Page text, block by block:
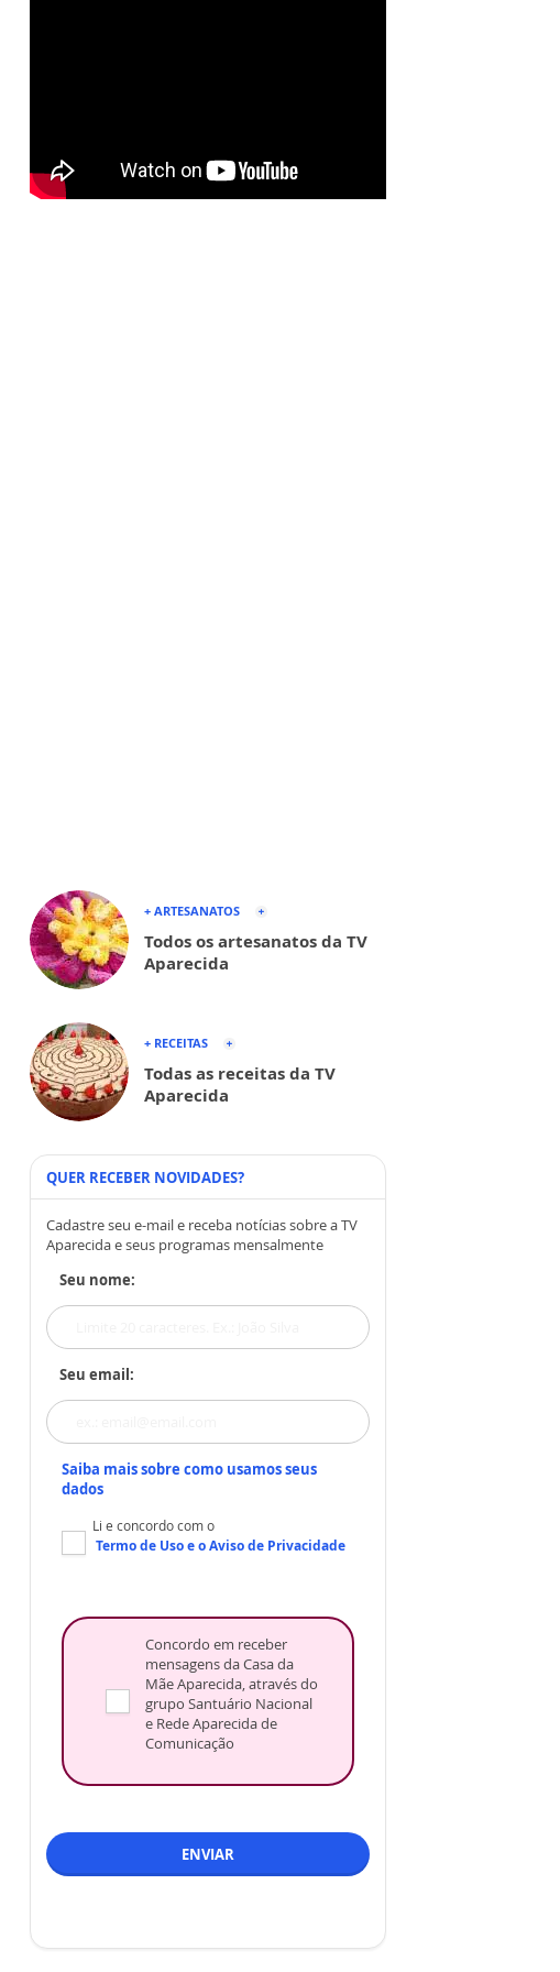
+ ARTESANATOS
Todos os artesanatos da TV
Aparecida
+ RECEITAS
Todas as receitas da TV
Aparecida
QUER RECEBER NOVIDADES?
Cadastre seu e-mail e receba notícias sobre a TV
Aparecida e seus programas mensalmente
Seu nome:
Seu email:
Saiba mais sobre como usamos seus
dados
Li e concordo com o
Termo de Usoe oAviso de Privacidade
Concordo em receber
mensagens da Casa da
Mãe Aparecida, através do
grupo Santuário Nacional
e Rede Aparecida de
Comunicação
ENVIAR